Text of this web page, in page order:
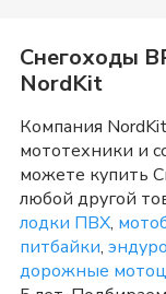
Снегоходы
NordKit
Компания
мототехники и
можете купить
любой другой
лодки ПВХ,
питбайки,
дорожные